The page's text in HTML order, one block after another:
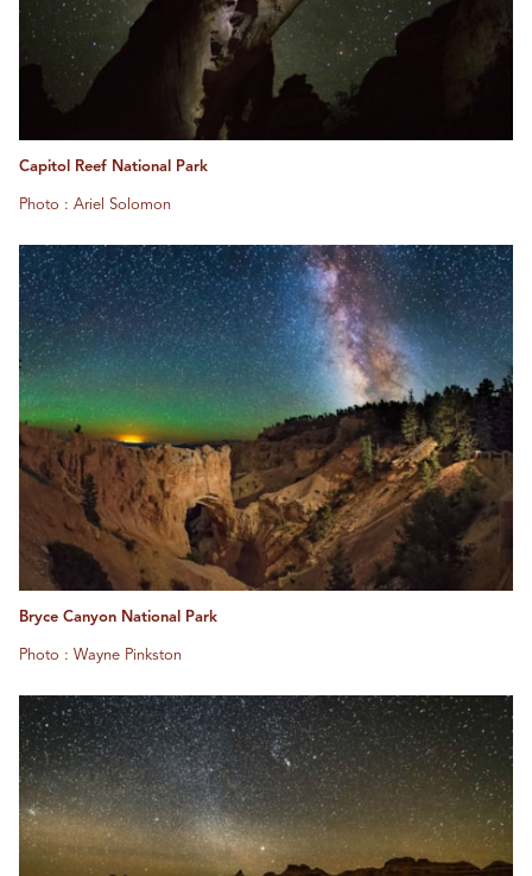
Capitol Reef National Park
Photo : Ariel Solomon
Bryce Canyon National Park
Photo : Wayne Pinkston